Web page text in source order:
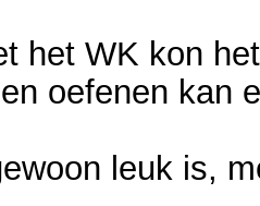
het WK kon
oefenen
leuk is,